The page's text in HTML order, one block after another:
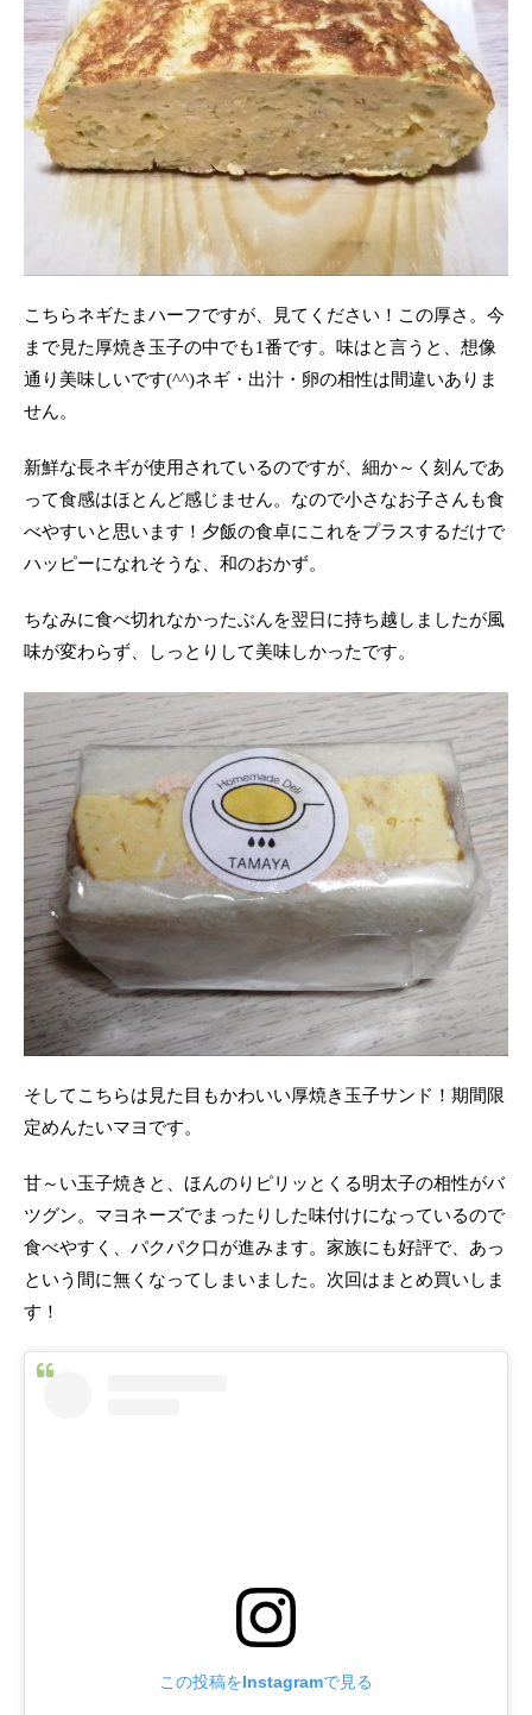
こちらネギたまハーフですが、見てください！この厚さ。今
まで見た厚焼き玉子の中でも1番です。味はと言うと、想像
通り美味しいです(^^)ネギ・出汁・卵の相性は間違いありま
せん。
新鮮な長ネギが使用されているのですが、細か～く刻んであ
って食感はほとんど感じません。なので小さなお子さんも食
べやすいと思います！夕飯の食卓にこれをプラスするだけで
ハッピーになれそうな、和のおかず。
ちなみに食べ切れなかったぶんを翌日に持ち越しましたが風
味が変わらず、しっとりして美味しかったです。
そしてこちらは見た目もかわいい厚焼き玉子サンド！期間限
定めんたいマヨです。
甘～い玉子焼きと、ほんのりピリッとくる明太子の相性がバ
ツグン。マヨネーズでまったりした味付けになっているので
食べやすく、パクパク口が進みます。家族にも好評で、あっ
という間に無くなってしまいました。次回はまとめ買いしま
す！
この投稿をInstagramで見る